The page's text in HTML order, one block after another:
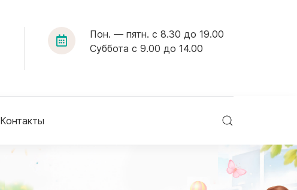
Пон. — пятн. с 8.30 до 19.00
Суббота с 9.00 до 14.00
Контакты